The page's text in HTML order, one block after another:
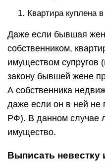
Квартира куплена
Даже если бывшая
собственником,
имуществом
закону бывшей жене
А собственника
даже если он в ней не
РФ). В данном случае
имущество.
Выписать невестку